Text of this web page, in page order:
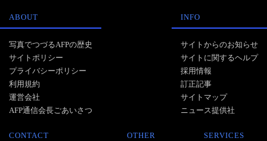
ABOUT
写真でつづるAFPの歴史
サイトポリシー
プライバシーポリシー
利用規約
運営会社
AFP通信会長ごあいさつ
INFO
サイトからのお知らせ
サイトに関するヘルプ
採用情報
訂正記事
サイトマップ
ニュース提供社
CONTACT OTHER SERVICES